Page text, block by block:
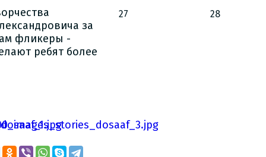
за
фликеры -
ребят более
27 28